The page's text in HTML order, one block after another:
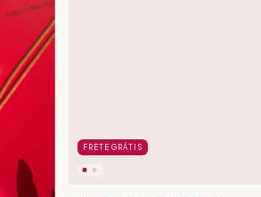
FRETE GRÁTIS